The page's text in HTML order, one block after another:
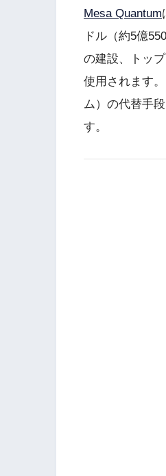
Mesa Quantum
ドル（約5億
の建設、トッ
使用されます
ム）の代替手
す。